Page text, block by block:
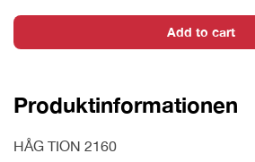
2160,
Sitz
gepolstert
Add to cart
Produktinformationen
HÅG TION 2160